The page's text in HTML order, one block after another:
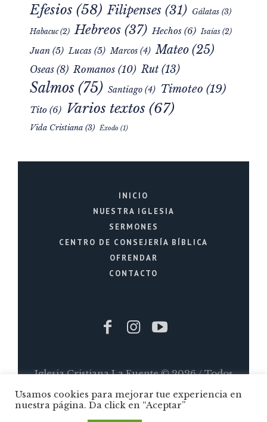
Colosenses (1) Deuteronomio(2) Diseño de Dios (1)
Efesios (58) Filipenses (31) Gálatas (3)
Habacuc(2) Hebreos (37) Hechos(6) Isaías
Juan(5) Lucas(5) Marcos (4) Mateo
Oseas(8) Romanos (10) Rut (13)
Salmos(75) Santiago(4) Timoteo
Tito (6) Varios textos
INICIO
NUESTRA IGLESIA
SERMONES
CENTRO DE CONSEJERÍA BÍBLICA
OFRENDAR
Iglesia Cristiana La Fuente © 2026 / Todos
los Derechos Reservados / Quito - Ecuador
Usamos cookies para mejorar tue experiencia en
nuestra página. Da click en “Aceptar”